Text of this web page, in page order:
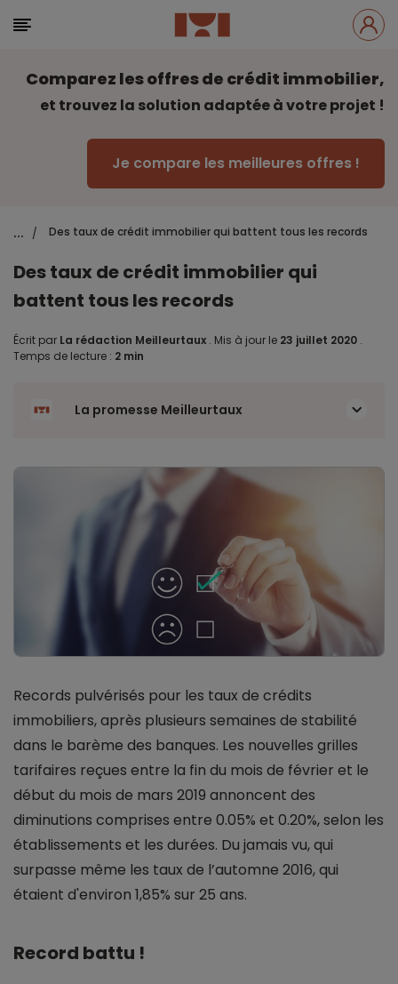
Comparez les offres de crédit immobilier,
et trouvez la solution adaptée à votre projet !
Je compare les meilleures offres !
... / Des taux de crédit immobilier qui battent tous les records
Des taux de crédit immobilier qui
battent tous les records
Écrit par La rédaction Meilleurtaux . Mis à jour le 23 juillet 2020 .
Temps de lecture : 2 min
La promesse Meilleurtaux
Records pulvérisés pour les taux de crédits
immobiliers, après plusieurs semaines de stabilité
dans le barème des banques. Les nouvelles grilles
tarifaires reçues entre la fin du mois de février et le
début du mois de mars 2019 annoncent des
diminutions comprises entre 0.05% et 0.20%, selon les
établissements et les durées. Du jamais vu, qui
surpasse même les taux de l’automne 2016, qui
étaient d'environ 1,85% sur 25 ans.
Record battu !